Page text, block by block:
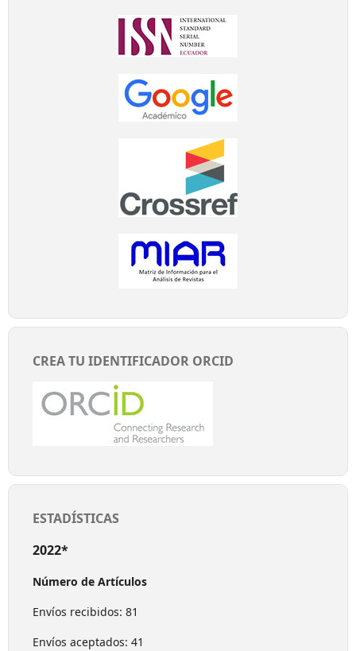
CREA TU IDENTIFICADOR ORCID
ESTADÍSTICAS
2022*
Número de Artículos
Envíos recibidos: 81
Envíos aceptados: 41